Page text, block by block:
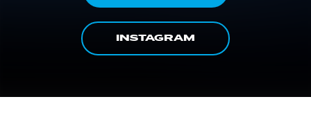
INSTAGRAM